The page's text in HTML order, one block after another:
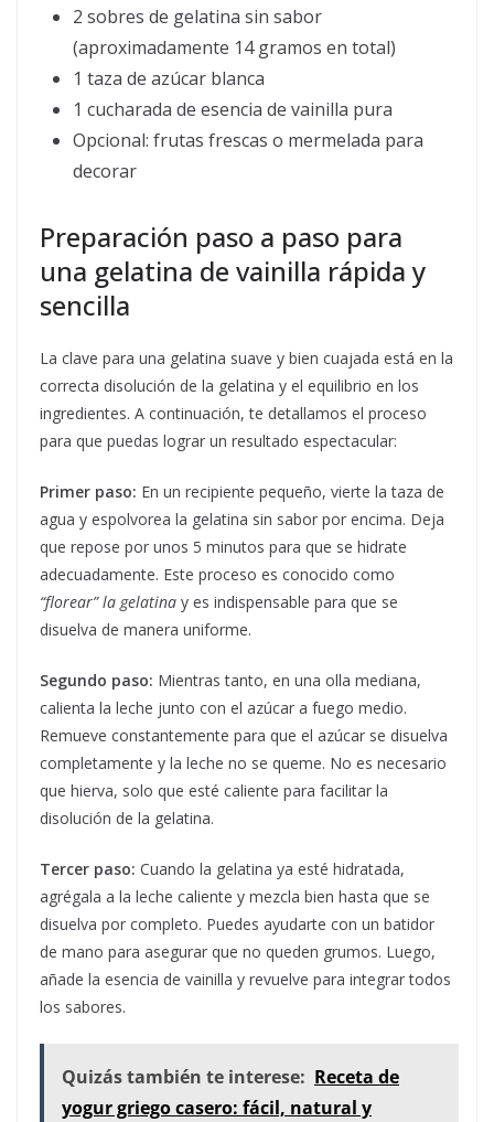
2 sobres de gelatina sin sabor
(aproximadamente 14 gramos en total)
1 taza de azúcar blanca
1 cucharada de esencia de vainilla pura
Opcional: frutas frescas o mermelada para
decorar
Preparación paso a paso para
una gelatina de vainilla rápida y
sencilla
La clave para una gelatina suave y bien cuajada está en la
correcta disolución de la gelatina y el equilibrio en los
ingredientes. A continuación, te detallamos el proceso
para que puedas lograr un resultado espectacular:
Primer paso: En un recipiente pequeño, vierte la taza de
agua y espolvorea la gelatina sin sabor por encima. Deja
que repose por unos 5 minutos para que se hidrate
adecuadamente. Este proceso es conocido como
“florear” la gelatina y es indispensable para que se
disuelva de manera uniforme.
Segundo paso: Mientras tanto, en una olla mediana,
calienta la leche junto con el azúcar a fuego medio.
Remueve constantemente para que el azúcar se disuelva
completamente y la leche no se queme. No es necesario
que hierva, solo que esté caliente para facilitar la
disolución de la gelatina.
Tercer paso: Cuando la gelatina ya esté hidratada,
agrégala a la leche caliente y mezcla bien hasta que se
disuelva por completo. Puedes ayudarte con un batidor
de mano para asegurar que no queden grumos. Luego,
añade la esencia de vainilla y revuelve para integrar todos
los sabores.
Quizás también te interese: Receta de
yogur griego casero: fácil, natural y